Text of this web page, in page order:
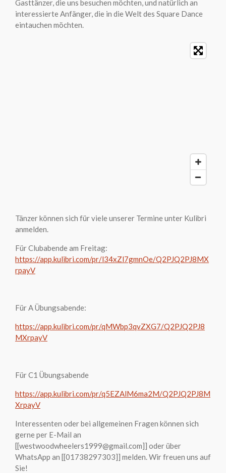
Gasttänzer, die uns besuchen möchten, und natürlich an
interessierte Anfänger, die in die Welt des Square Dance
eintauchen möchten.
Tänzer können sich für viele unserer Termine unter Kulibri
anmelden.
Für Clubabende am Freitag:
https://app.kulibri.com/pr/l34xZl7gmnOe/Q2PJQ2PJ8MX
rpayV
Für A Übungsabende:
https://app.kulibri.com/pr/qMWbp3qvZXG7/Q2PJQ2PJ8
MXrpayV
Für C1 Übungsabende
https://app.kulibri.com/pr/q5EZAlM6ma2M/Q2PJQ2PJ8M
XrpayV
Interessenten oder bei allgemeinen Fragen können sich
gerne per E-Mail an
[[westwoodwheelers1999@gmail.com]] oder über
WhatsApp an [[01738297303]] melden. Wir freuen uns auf
Sie!